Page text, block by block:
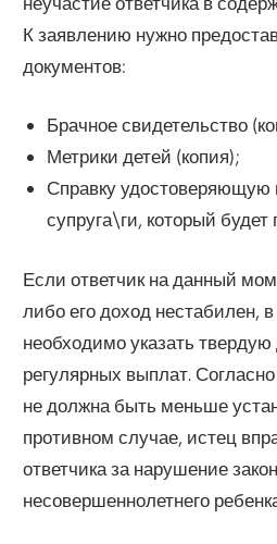
К заявлению нужно
документов:
Брачное свидетельство
Метрики детей (копия);
Справку удостоверяющую
супруга\ги, который
Если ответчик на данный
либо его доход нестабилен,
необходимо указать
регулярных выплат.
не должна быть меньше
противном случае, истец
ответчика за нарушение
несовершеннолетнего